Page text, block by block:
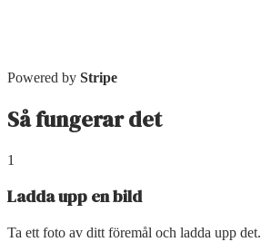
Powered by Stripe
Så fungerar det
1
Ladda upp en bild
Ta ett foto av ditt föremål och ladda upp det.